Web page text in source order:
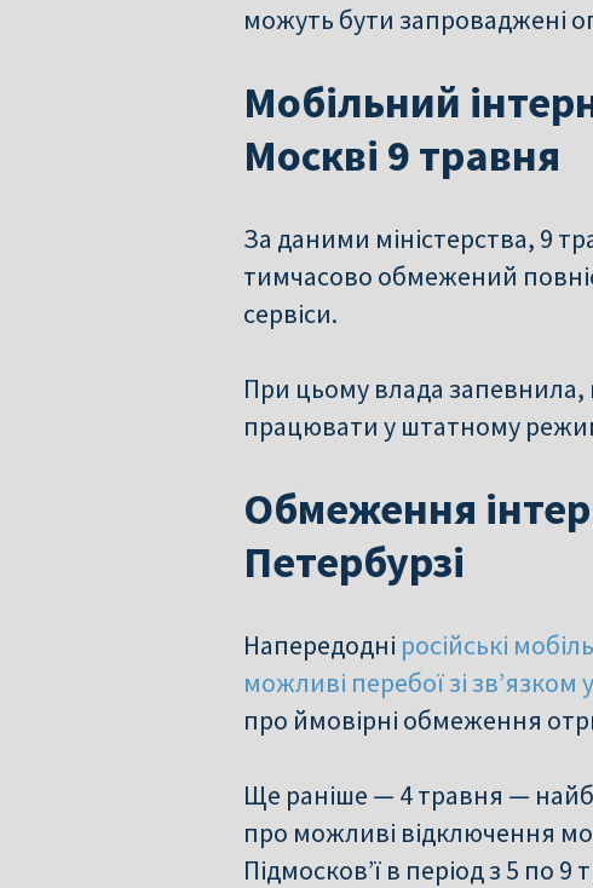
можуть бути запроваджені
Мобільний
Москві 9 травня
За даними міністерства, 9
тимчасово обмежений
сервіси.
При цьому влада запевнила,
працювати у штатному
Обмеження
Петербурзі
Напередодні російські
можливі перебої зі зв’язком
про ймовірні обмеження
Ще раніше — 4 травня —
про можливі відключення
Підмосков’ї в період з 5 по